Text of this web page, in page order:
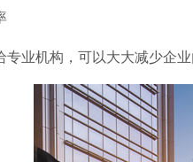
专业机构，可以大大减少企